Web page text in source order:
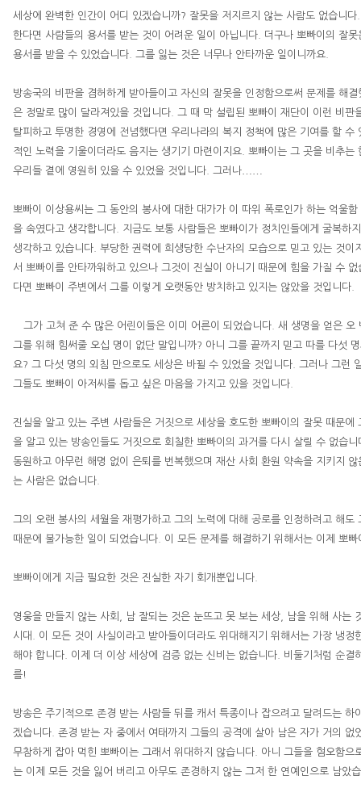
세상에 완벽한 인간이 어디 있겠습니까? 잘못을 저지르지 않는 사람도 없습니다
한다면 사람들의 용서를 받는 것이 어려운 일이 아닙니다
더구나 뽀빠이의 잘
용서를 받을 수 있었습니다
그를 잃는 것은 너무나 안타까운 일이니까요
방송국의 비판을 겸허하게 받아들이고 자신의 잘못을 인정함으로써 문제를 해
은 정말로 많이 달라져있을 것입니다
그 때 막 설립된 뽀빠이 재단이 이런 비판
탈피하고 투명한 경영에 전념했다면 우리나라의 복지 정책에 많은 기여를 할 수
적인 노력을 기울이더라도 음지는 생기기 마련이지요
뽀빠이는 그 곳을 비추는
우리들 곁에 영원히 있을 수 있었을 것입니다
그러나……
뽀빠이 이상용씨는 그 동안의 봉사에 대한 대가가 이 따위 폭로인가 하는 억울
을 속였다고 생각합니다
지금도 보통 사람들은 뽀빠이가 정치인들에게 굴복하
생각하고 있습니다
부당한 권력에 희생당한 수난자의 모습으로 믿고 있는 것이
서 뽀빠이를 안타까워하고 있으나 그것이 진실이 아니기 때문에 힘을 가질 수 없
다면 뽀빠이 주변에서 그를 이렇게 오랫동안 방치하고 있지는 않았을 것입니다
그가 고쳐 준 수 많은 어린이들은 이미 어른이 되었습니다
새 생명을 얻은 오
그를 위해 힘써줄 오십 명이 없단 말입니까? 아니 그를 끝까지 믿고 따를 다섯
요? 그 다섯 명의 외침 만으로도 세상은 바뀔 수 있었을 것입니다
그러나 그런
그들도 뽀빠이 아저씨를 돕고 싶은 마음을 가지고 있을 것입니다
진실을 알고 있는 주변 사람들은 거짓으로 세상을 호도한 뽀빠이의 잘못 때문에
을 알고 있는 방송인들도 거짓으로 회칠한 뽀빠이의 과거를 다시 살릴 수 없습니
동원하고 아무런 해명 없이 은퇴를 번복했으며 재산 사회 환원 약속을 지키지
는 사람은 없습니다
그의 오랜 봉사의 세월을 재평가하고 그의 노력에 대해 공로를 인정하려고 해도
때문에 불가능한 일이 되었습니다
이 모든 문제를 해결하기 위해서는 이제 뽀
뽀빠이에게 지금 필요한 것은 진실한 자기 회개뿐입니다
영웅을 만들지 않는 사회 남 잘되는 것은 눈뜨고 못 보는 세상
남을 위해 사는
시대
이 모든 것이 사실이라고 받아들이더라도 위대해지기 위해서는 가장 냉정
해야 합니다
이제 더 이상 세상에 검증 없는 신비는 없습니다
비둘기처럼 순결
를!
방송은 주기적으로 존경 받는 사람들 뒤를 캐서 특종이나 잡으려고 달려드는 하
겠습니다
존경 받는 자 중에서 여태까지 그들의 공격에 살아 남은 자가 거의 없
무참하게 잡아 먹힌 뽀빠이는 그래서 위대하지 않습니다
아니 그들을 혐오함으
는 이제 모든 것을 잃어 버리고 아무도 존경하지 않는 그저 한 연예인으로 남았